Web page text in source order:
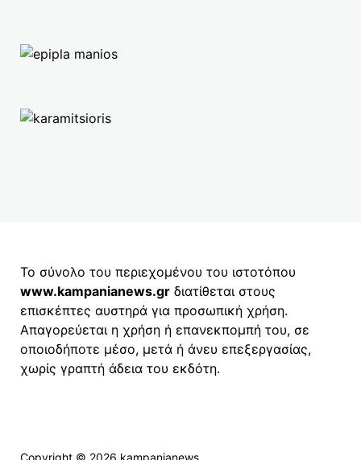
Το σύνολο του περιεχομένου του ιστοτόπου
www.kampanianews.gr διατίθεται στους
επισκέπτες αυστηρά για προσωπική χρήση.
Απαγορεύεται η χρήση ή επανεκπομπή του, σε
οποιοδήποτε μέσο, μετά ή άνευ επεξεργασίας,
χωρίς γραπτή άδεια του εκδότη.